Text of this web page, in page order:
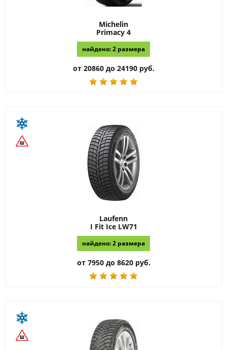
Michelin
Primacy 4
найдено: 2 размера
от 20860 до 24190 руб.
Laufenn
I Fit Ice LW71
найдено: 2 размера
от 7950 до 8620 руб.